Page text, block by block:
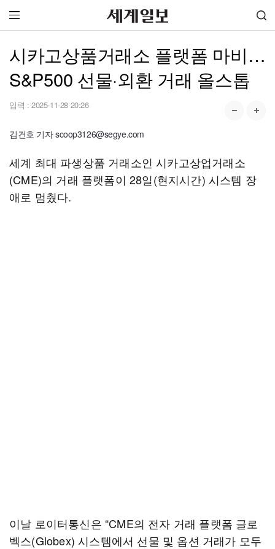
시카고상품거래소 플랫폼 마비…
S&P500 선물·외환 거래 올스톱
입력 : 2025-11-28 20:26
김건호 기자 scoop3126@segye.com
세계 최대 파생상품 거래소인 시카고상업거래소
(CME)의 거래 플랫폼이 28일(현지시간) 시스템 장
애로 멈췄다.
이날 로이터통신은 “CME의 전자 거래 플랫폼 글로
벡스(Globex) 시스템에서 선물 및 옵션 거래가 모두